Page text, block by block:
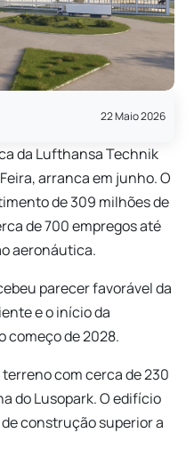
22 Maio 2026
da Lufthansa Technik
arranca em junho. O
de 309 milhões de
de 700 empregos até
aeronáutica.
parecer favorável da
e o início da
começo de 2028.
com cerca de 230
do Lusopark. O edifício
construção superior a